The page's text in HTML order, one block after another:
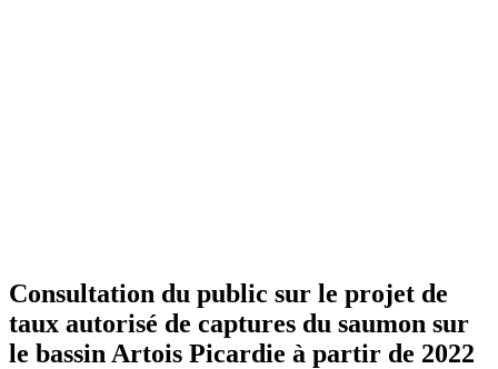
Consultation du public sur le projet de
taux autorisé de captures du saumon sur
le bassin Artois Picardie à partir de 2022